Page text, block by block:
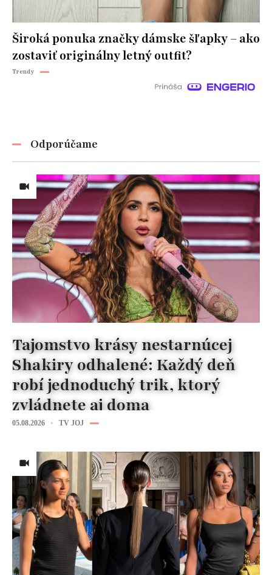
Široká ponuka značky dámske šľapky – ako
zostaviť originálny letný outfit?
Trendy
Odporúčame
Tajomstvo krásy nestarnúcej
Shakiry odhalené: Každý deň
robí jednoduchý trik, ktorý
zvládnete aj doma
05.08.2026 TV JOJ